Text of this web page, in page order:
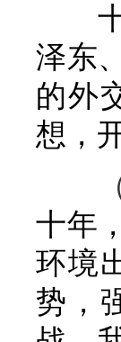
泽东
的外
想，
十年
环境
势，